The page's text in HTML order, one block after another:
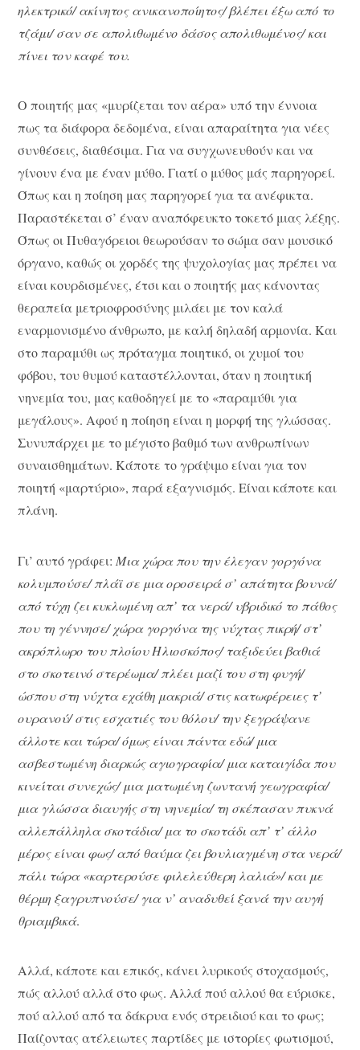
ηλεκτρικό/ ακίνητος ανικανοποίητος/ βλέπει έξω από το
τζάμι/ σαν σε απολιθωμένο δάσος απολιθωμένος/ και
πίνει τον καφέ του.
Ο ποιητής μας «μυρίζεται τον αέρα» υπό την έννοια
πως τα διάφορα δεδομένα, είναι απαραίτητα για νέες
συνθέσεις, διαθέσιμα. Για να συγχωνευθούν και να
γίνουν ένα με έναν μύθο. Γιατί ο μύθος μάς παρηγορεί.
Όπως και η ποίηση μας παρηγορεί για τα ανέφικτα.
Παραστέκεται σ’ έναν αναπόφευκτο τοκετό μιας λέξης.
Όπως οι Πυθαγόρειοι θεωρούσαν το σώμα σαν μουσικό
όργανο, καθώς οι χορδές της ψυχολογίας μας πρέπει να
είναι κουρδισμένες, έτσι και ο ποιητής μας κάνοντας
θεραπεία μετριοφροσύνης μιλάει με τον καλά
εναρμονισμένο άνθρωπο, με καλή δηλαδή αρμονία. Και
στο παραμύθι ως πρόταγμα ποιητικό, οι χυμοί του
φόβου, του θυμού καταστέλλονται, όταν η ποιητική
νηνεμία του, μας καθοδηγεί με το «παραμύθι για
μεγάλους». Αφού η ποίηση είναι η μορφή της γλώσσας.
Συνυπάρχει με το μέγιστο βαθμό των ανθρωπίνων
συναισθημάτων. Κάποτε το γράψιμο είναι για τον
ποιητή «μαρτύριο», παρά εξαγνισμός. Είναι κάποτε και
πλάνη.
Γι’ αυτό γράφει: Μια χώρα που την έλεγαν γοργόνα
κολυμπούσε/ πλάϊ σε μια οροσειρά σ’ απάτητα βουνά/
από τύχη ζει κυκλωμένη απ’ τα νερά/ υβριδικό το πάθος
που τη γέννησε/ χώρα γοργόνα της νύχτας πικρή/ στ’
ακρόπλωρο του πλοίου Ηλιοσκόπος/ ταξιδεύει βαθιά
στο σκοτεινό στερέωμα/ πλέει μαζί του στη φυγή/
ώσπου στη νύχτα εχάθη μακριά/ στις κατωφέρειες τ’
ουρανού/ στις εσχατιές του θόλου/ την ξεγράψανε
άλλοτε και τώρα/ όμως είναι πάντα εδώ/ μια
ασβεστωμένη διαρκώς αγιογραφία/ μια καταιγίδα που
κινείται συνεχώς/ μια ματωμένη ζωντανή γεωγραφία/
μια γλώσσα διαυγής στη νηνεμία/ τη σκέπασαν πυκνά
αλλεπάλληλα σκοτάδια/ μα το σκοτάδι απ’ τ’ άλλο
μέρος είναι φως/ από θαύμα ζει βουλιαγμένη στα νερά/
πάλι τώρα «καρτερούσε φιλελεύθερη λαλιά»/ και με
θέρμη ξαγρυπνούσε/ για ν’ αναδυθεί ξανά την αυγή
θριαμβικά.
Αλλά, κάποτε και επικός, κάνει λυρικούς στοχασμούς,
πώς αλλού αλλά στο φως. Αλλά πού αλλού θα εύρισκε,
πού αλλού από τα δάκρυα ενός στρειδιού και το φως;
Παίζοντας ατέλειωτες παρτίδες με ιστορίες φωτισμού,